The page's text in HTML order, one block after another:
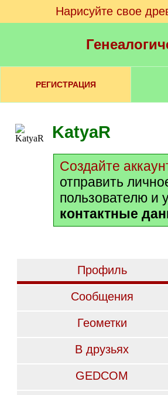
Нарисуйте свое
РЕГИСТРАЦИЯ
KatyaR
Создайте
отправить
пользователю и
контактные
Профиль
Сообщения
Геометки
В друзьях
GEDCOM